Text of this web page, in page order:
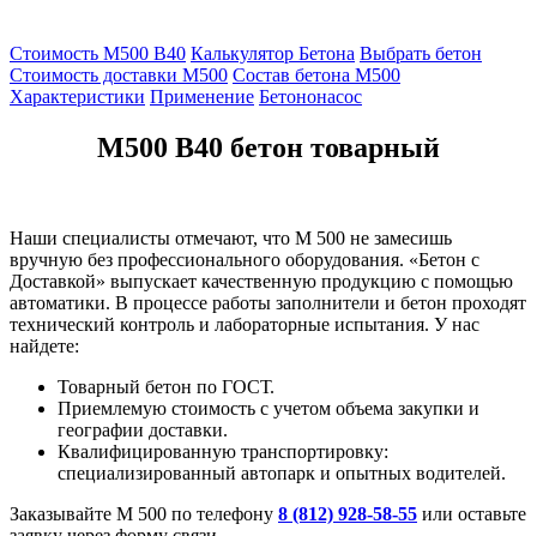
Стоимость М500 В40 Калькулятор Бетона Выбрать бетон
Стоимость доставки М500 Состав бетона М500
Характеристики Применение Бетононасос
М500 В40 бетон товарный
Наши специалисты отмечают, что М 500 не замесишь
вручную без профессионального оборудования. «Бетон с
Доставкой» выпускает качественную продукцию с помощью
автоматики. В процессе работы заполнители и бетон проходят
технический контроль и лабораторные испытания. У нас
найдете:
Товарный бетон по ГОСТ.
Приемлемую стоимость с учетом объема закупки и
географии доставки.
Квалифицированную транспортировку:
специализированный автопарк и опытных водителей.
Заказывайте М 500 по телефону 8 (812) 928-58-55 или оставьте